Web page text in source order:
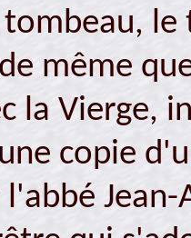
le
même
la Vierge,
copie